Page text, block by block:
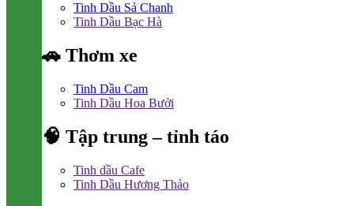
Tinh Dầu Sả Chanh
Tinh Dầu Bạc Hà
🚗 Thơm xe
Tinh Dầu Cam
Tinh Dầu Hoa Bưởi
🧠 Tập trung – tỉnh táo
Tinh dầu Cafe
Tinh Dầu Hương Thảo